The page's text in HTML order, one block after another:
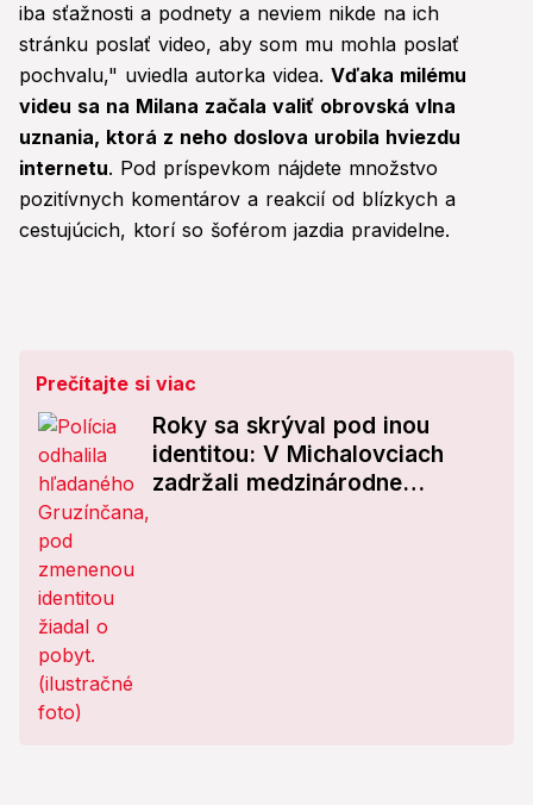
iba sťažnosti a podnety a neviem nikde na ich
stránku poslať video, aby som mu mohla poslať
pochvalu," uviedla autorka videa. Vďaka milému
videu sa na Milana začala valiť obrovská vlna
uznania, ktorá z neho doslova urobila hviezdu
internetu. Pod príspevkom nájdete množstvo
pozitívnych komentárov a reakcií od blízkych a
cestujúcich, ktorí so šoférom jazdia pravidelne.
Prečítajte si viac
Roky sa skrýval pod inou
identitou: V Michalovciach
zadržali medzinárodne